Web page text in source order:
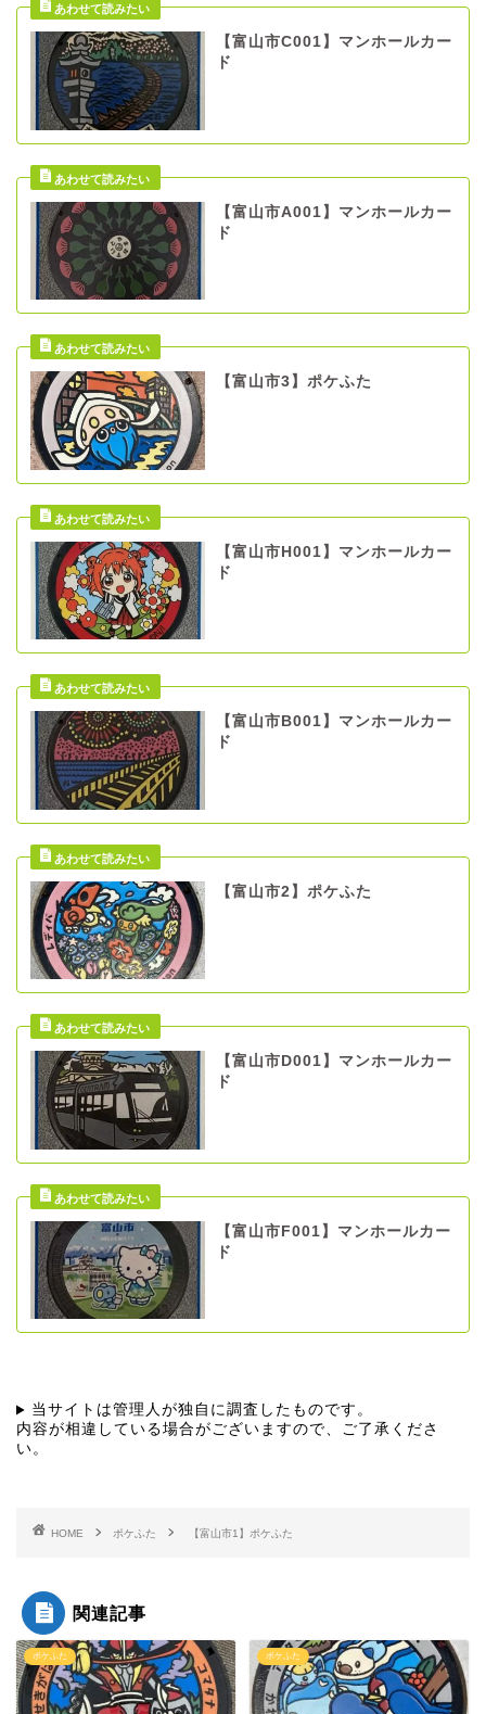
【富山市C001】マンホールカー
ド
【富山市A001】マンホールカー
ド
【富山市3】ポケふた
【富山市H001】マンホールカー
ド
【富山市B001】マンホールカー
ド
【富山市2】ポケふた
【富山市D001】マンホールカー
ド
【富山市F001】マンホールカー
ド
当サイトは管理人が独自に調査したものです。
内容が相違している場合がございますので、ご了承くださ
い。
HOME ポケふた 【富山市1】ポケふた
関連記事
ポケふた ポケふた